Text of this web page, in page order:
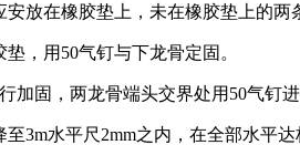
在橡胶垫上，未在橡胶垫上的两
，用50气钉与下龙骨定固。
固，两龙骨端头交界处用50气钉
水平尺2mm之内，在全部水平达